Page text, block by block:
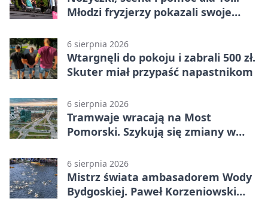
Młodzi fryzjerzy pokazali swoje
6 sierpnia 2026
Wtargnęli do pokoju i zabrali 500 zł.
Skuter miał przypaść napastnikom
6 sierpnia 2026
Tramwaje wracają na Most
Pomorski. Szykują się zmiany w
6 sierpnia 2026
Mistrz świata ambasadorem Wody
Bydgoskiej. Paweł Korzeniowski